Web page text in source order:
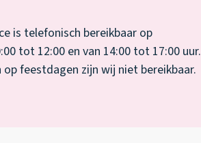
is telefonisch bereikbaar op
tot 12:00 en van 14:00 tot 17:00 uur.
op feestdagen zijn wij niet bereikbaar.